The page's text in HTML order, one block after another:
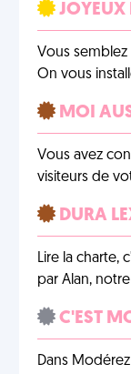
JOYEUX
Vous
On vous
MOI
Vous avez
visiteurs de
DURA
Lire la charte,
par Alan,
C'EST
Dans